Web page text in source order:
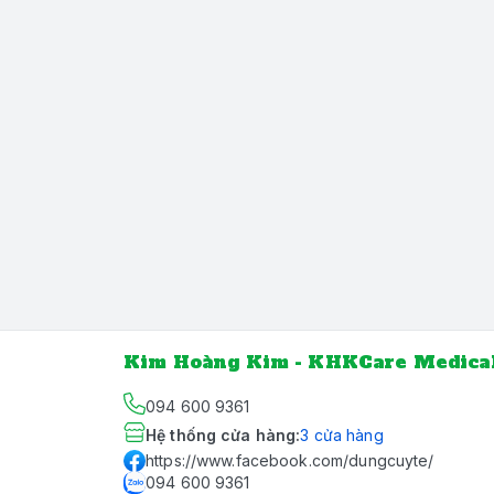
Kim Hoàng Kim - KHKCare
094 600 9361
Hệ thống cửa hàng:3 cửa hàng
https://www.facebook.com/dungcuyte/
094 600 9361